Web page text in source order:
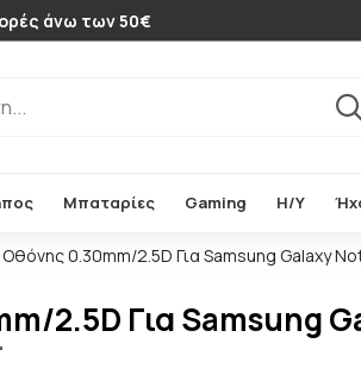
άνω των 50€
Μπαταρίες Gaming Η/Υ
Οθόνης 0.30mm/2.5D Για Samsung Galaxy
2.5D Για Samsung